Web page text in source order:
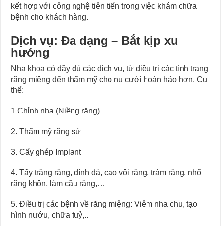
kết hợp với công nghệ tiên tiến trong việc khám chữa
bệnh cho khách hàng.
Dịch vụ: Đa dạng – Bắt kịp xu
hướng
Nha khoa có đầy đủ các dịch vụ, từ điều trị các tình trạng
răng miệng đến thẩm mỹ cho nụ cười hoàn hảo hơn. Cụ
thể:
1.Chỉnh nha (Niềng răng)
2. Thẩm mỹ răng sứ
3. Cấy ghép Implant
4. Tẩy trắng răng, đính đá, cạo vôi răng, trám răng, nhổ
răng khôn, làm cầu răng,…
5. Điều trị các bệnh về răng miệng: Viêm nha chu, tạo
hình nướu, chữa tuỷ,..